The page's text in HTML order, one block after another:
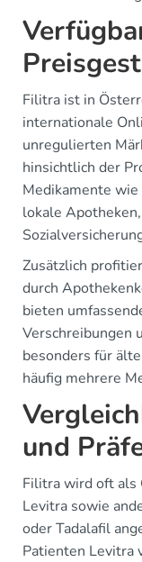
Filitra ist in
internationale
unregulierten
hinsichtlich der
Medikamente
lokale
Zusätzlich
durch
bieten
Verschreibungen
besonders für
häufig mehrere
und
Filitra wird oft als
Levitra sowie
oder Tadalafil
Patienten Levitra